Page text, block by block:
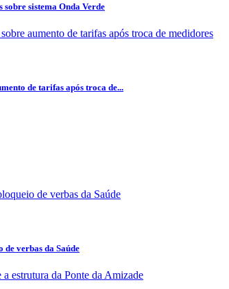
sistema Onda Verde
de tarifas após troca de...
verbas da Saúde